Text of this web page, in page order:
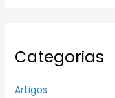
Categorias
Artigos